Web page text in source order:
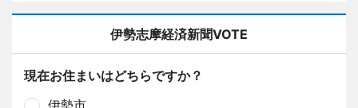
伊勢志摩経済新聞VOTE
現在お住まいはどちらですか？